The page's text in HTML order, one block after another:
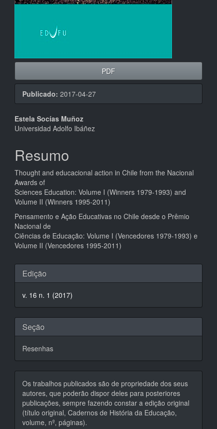
PDF
Publicado: 2017-04-27
Conteúdo
do
artigo
principal
Estela Socías Muñoz
Universidad Adolfo Ibáñez
Resumo
Thought and educacional action in Chile from the Nacional
Awards of
Sciences Education: Volume I (Winners 1979-1993) and
Volume II (Winners 1995-2011)
Pensamento e Ação Educativas no Chile desde o Prêmio
Nacional de
Ciências de Educação: Volume I (Vencedores 1979-1993) e
Volume II (Vencedores 1995-2011)
Detalhes
do
artigo
Edição
v. 16 n. 1 (2017)
Seção
Resenhas
Os trabalhos publicados são de propriedade dos seus
autores, que poderão dispor deles para posteriores
publicações, sempre fazendo constar a edição original
(título original, Cadernos de História da Educação,
volume, nº, páginas).